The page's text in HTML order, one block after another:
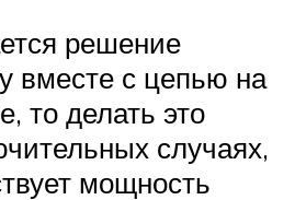
решение
вместе с цепью на
то делать это
случаях,
мощность